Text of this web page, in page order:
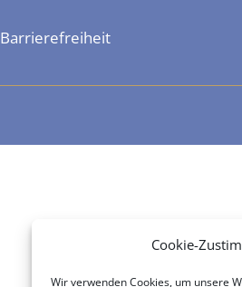
Cookie-
Wir verwenden Cookies, um unsere
Barrierefreiheit